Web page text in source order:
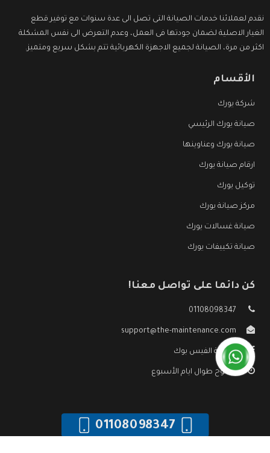
نقدم لعملائنا خدمات الصيانة التى تصل الى عدة سنوات مع توفير قطع
الغيار الاصلية لضمان جودتها فى العمل، وعدم التعرض الى نفس المشكلة
اكثر من مرة، الصيانة لجميع الاجهزة الكهربائية تتم بشكل سريع ومتميز.
الأقسام
شركة يورك
صيانة يورك الرئيسي
صيانة يورك وعناوينها
ارقام صيانة يورك
توكيل يورك
مركز صيانة يورك
صيانة غسالات يورك
صيانة تكييفات يورك
كن دائما على تواصل معنا!
01108098347
support@the-maintenance.com
صفحة الفيس بوك
مفتوح طوال ايام الأسبوع
01108098347